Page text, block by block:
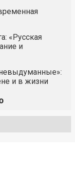
«Русская
и
и в жизни